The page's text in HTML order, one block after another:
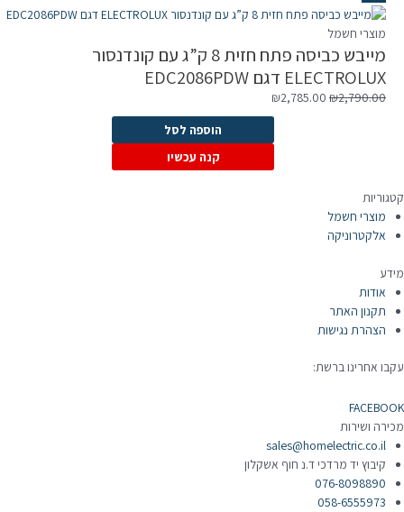
מוצרי חשמל
מייבש כביסה פתח חזית 8 ק”ג עם קונדנסור
ELECTROLUX דגם EDC2086PDW
₪2,790.00
המחיר
₪2,785.00
הנוכחי
₪2,785.00.
הוספה לסל
קנה עכשיו
קטגוריות
מוצרי חשמל
אלקטרוניקה
מידע
אודות
תקנון האתר
הצהרת נגישות
עקבו אחרינו ברשת:
FACEBOOK
מכירה ושירות
sales@homelectric.co.il
קיבוץ יד מרדכי ד.נ חוף אשקלון
076-8098890
058-6555973